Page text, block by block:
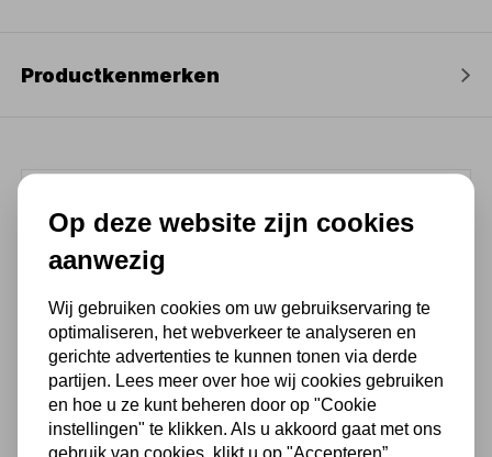
Productkenmerken
(4,3/ 5)
Chat met ons van 9:00 tot 21:00 !
Voor 16.00 u besteld, dezelfde dag
verzonden
(Technische) Vragen ? Bel ons +31
548 51 75 75
1.500 m2 winkel in Rijssen !
Op deze website zijn cookies
aanwezig
Wij gebruiken cookies om uw gebruikservaring te
optimaliseren, het webverkeer te analyseren en
gerichte advertenties te kunnen tonen via derde
partijen. Lees meer over hoe wij cookies gebruiken
en hoe u ze kunt beheren door op "Cookie
instellingen" te klikken. Als u akkoord gaat met ons
gebruik van cookies, klikt u op "Accepteren”.